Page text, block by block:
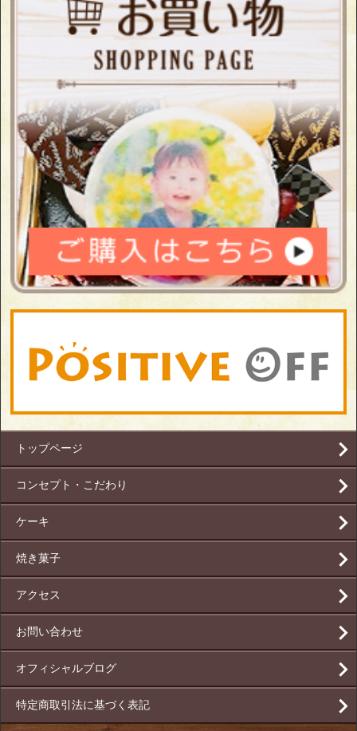
トップページ
コンセプト・こだわり
ケーキ
焼き菓子
アクセス
お問い合わせ
オフィシャルブログ
特定商取引法に基づく表記